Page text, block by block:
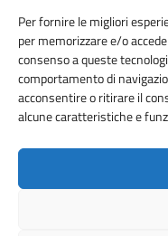
Per fornire le migliori
per memorizzare e/o
consenso a queste
comportamento di
acconsentire o ritirare il
alcune caratteristiche e
AMMINISTRAZIONE
PRIVACY E COOKIE POLICY